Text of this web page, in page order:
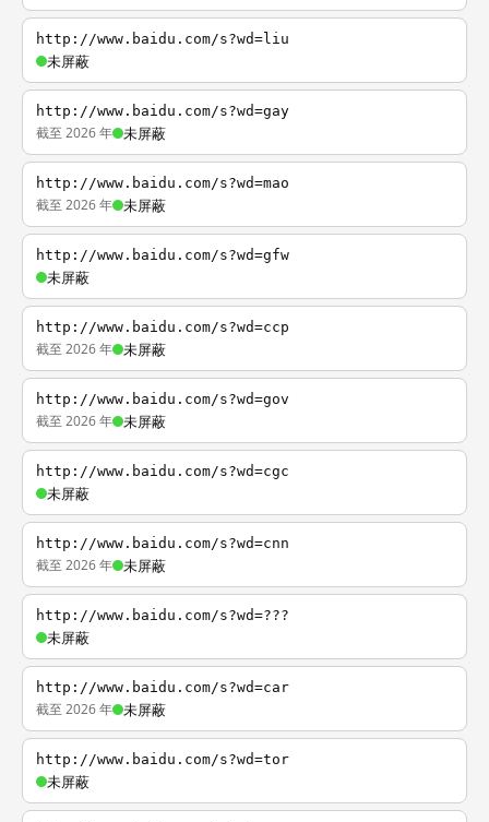
http://www.baidu.com/s?wd=liu
未屏蔽
http://www.baidu.com/s?wd=gay
截至 2026 年 未屏蔽
http://www.baidu.com/s?wd=mao
截至 2026 年 未屏蔽
http://www.baidu.com/s?wd=gfw
未屏蔽
http://www.baidu.com/s?wd=ccp
截至 2026 年 未屏蔽
http://www.baidu.com/s?wd=gov
截至 2026 年 未屏蔽
http://www.baidu.com/s?wd=cgc
未屏蔽
http://www.baidu.com/s?wd=cnn
截至 2026 年 未屏蔽
http://www.baidu.com/s?wd=???
未屏蔽
http://www.baidu.com/s?wd=car
截至 2026 年 未屏蔽
http://www.baidu.com/s?wd=tor
未屏蔽